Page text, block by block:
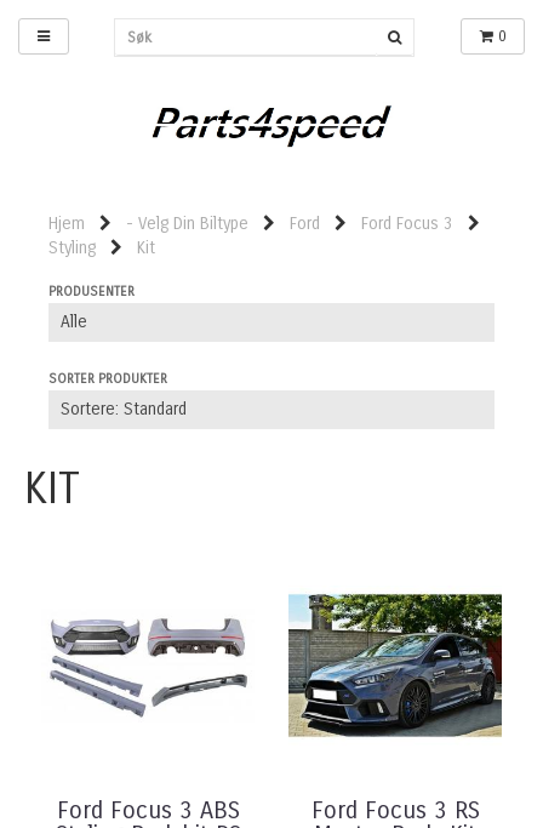
0
Hjem - Velg Din Biltype Ford
Ford Focus 3
Styling
Kit
PRODUSENTER
SORTER PRODUKTER
KIT
Ford Focus 3 ABS
Ford Focus 3 RS